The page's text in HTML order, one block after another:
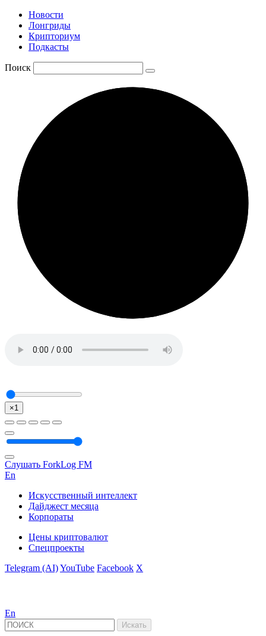
Новости
Лонгриды
Крипториум
Подкасты
Поиск
×1
Слушать ForkLog FM
En
Искусственный интеллект
Дайджест месяца
Корпораты
Цены криптовалют
Спецпроекты
Telegram (AI)YouTube Facebook X
En